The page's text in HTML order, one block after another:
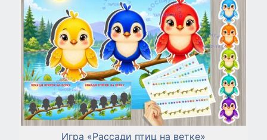
Игра «Рассади птиц на ветке»